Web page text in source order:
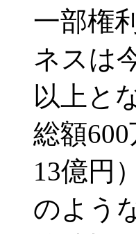
一部権
ネスは
以上と
総額
13億円
のよう